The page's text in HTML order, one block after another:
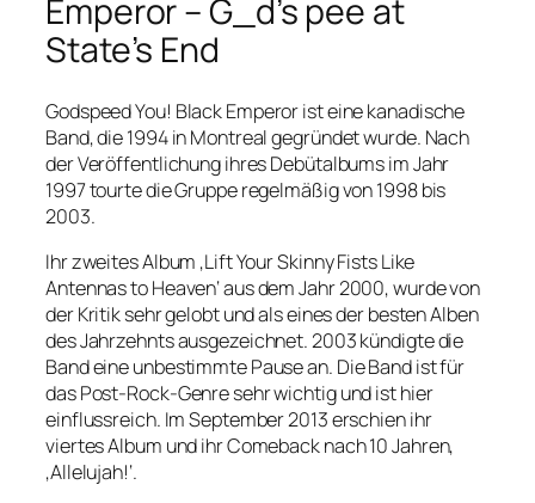
Emperor – G_d’s pee at
State’s End
Godspeed You! Black Emperor ist eine kanadische
Band, die 1994 in Montreal gegründet wurde. Nach
der Veröffentlichung ihres Debütalbums im Jahr
1997 tourte die Gruppe regelmäßig von 1998 bis
2003.
Ihr zweites Album ‚Lift Your Skinny Fists Like
Antennas to Heaven‘ aus dem Jahr 2000, wurde von
der Kritik sehr gelobt und als eines der besten Alben
des Jahrzehnts ausgezeichnet. 2003 kündigte die
Band eine unbestimmte Pause an. Die Band ist für
das Post-Rock-Genre sehr wichtig und ist hier
einflussreich. Im September 2013 erschien ihr
viertes Album und ihr Comeback nach 10 Jahren,
‚Allelujah!‘.